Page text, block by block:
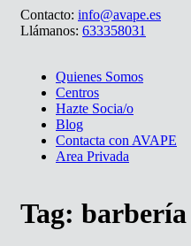
Contacto: info@avape.es
Llámanos: 633358031
Quienes Somos
Centros
Hazte Socia/o
Blog
Contacta con AVAPE
Area Privada
Tag: barbería